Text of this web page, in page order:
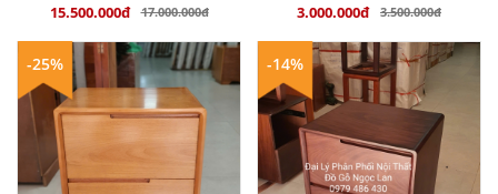
15.500.000đ 17.000.000đ 3.000.000đ 3.500.000đ
-25% -14%